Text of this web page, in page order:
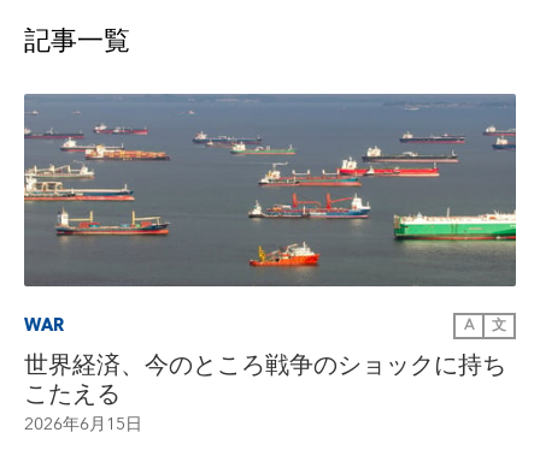
記事一覧
WAR A 文
世界経済、今のところ戦争のショックに持ち
こたえる
2026年6月15日